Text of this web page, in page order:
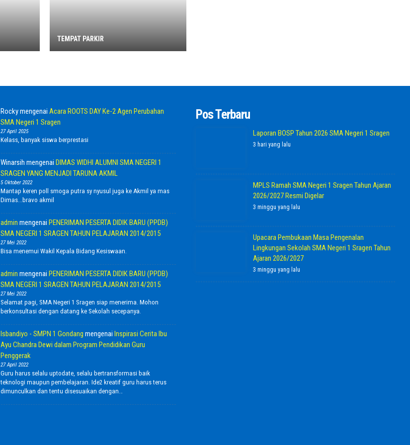
TEMPAT PARKIR
RockymengenaiAcara ROOTS DAY Ke-2 Agen Perubahan
SMA Negeri 1 Sragen
27 April 2025
Kelass, banyak siswa berprestasi
Winarsih mengenaiDIMAS WIDHI ALUMNI SMA NEGERI 1
SRAGEN YANG MENJADI TARUNA AKMIL
5 Oktober 2022
Mantap keren poll smoga putra sy nyusul juga ke Akmil ya mas
Dimas...bravo akmil
admin mengenaiPENERIMAN PESERTA DIDIK BARU (PPDB)
SMA NEGERI 1 SRAGEN TAHUN PELAJARAN 2014/2015
27 Mei 2022
Bisa menemui Wakil Kepala Bidang Kesiswaan.
admin mengenaiPENERIMAN PESERTA DIDIK BARU (PPDB)
SMA NEGERI 1 SRAGEN TAHUN PELAJARAN 2014/2015
27 Mei 2022
Selamat pagi, SMA Negeri 1 Sragen siap menerima. Mohon
berkonsultasi dengan datang ke Sekolah secepanya.
Isbandiyo - SMPN 1 Gondang mengenaiInspirasi Cerita Ibu
Ayu Chandra Dewi dalam Program Pendidikan Guru
Penggerak
27 April 2022
Guru harus selalu uptodate, selalu bertransformasi baik
teknologi maupun pembelajaran. Ide2 kreatif guru harus terus
dimunculkan dan tentu disesuaikan dengan…
Pos Terbaru
Laporan BOSP Tahun 2026 SMA Negeri 1 Sragen
3 hari yang lalu
MPLS Ramah SMA Negeri 1 Sragen Tahun Ajaran
2026/2027 Resmi Digelar
3 minggu yang lalu
Upacara Pembukaan Masa Pengenalan
Lingkungan Sekolah SMA Negeri 1 Sragen Tahun
Ajaran 2026/2027
3 minggu yang lalu